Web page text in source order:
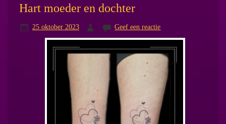
Hart moeder en dochter
25 oktober 2023 Geef een reactie